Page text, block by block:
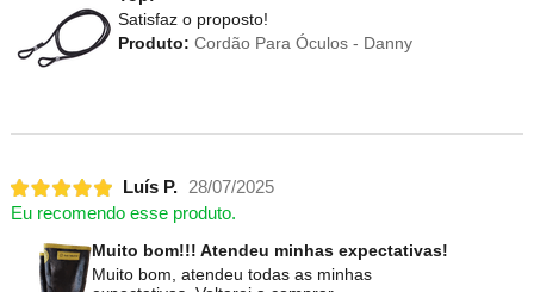
Satisfaz o proposto!
Produto: Cordão Para Óculos - Danny
Luís P. 28/07/2025
Eu recomendo esse produto.
Muito bom!!! Atendeu minhas expectativas!
Muito bom, atendeu todas as minhas